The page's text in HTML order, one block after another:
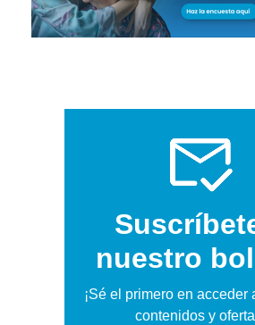
nuestro
¡Sé el primero en acceder
contenidos y